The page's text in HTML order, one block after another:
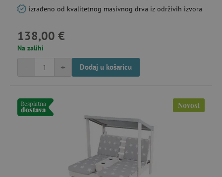
izrađeno od kvalitetnog masivnog drva iz održivih izvora
138,00 €
Na zalihi
+
- Dodaj u košaricu
Besplatna
dostava Novost